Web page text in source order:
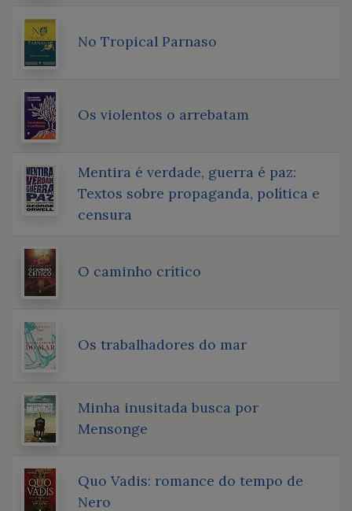
No Tropical Parnaso
Os violentos o arrebatam
Mentira é verdade, guerra é paz:
Textos sobre propaganda, política e
censura
O caminho crítico
Os trabalhadores do mar
Minha inusitada busca por
Mensonge
Quo Vadis: romance do tempo de
Nero